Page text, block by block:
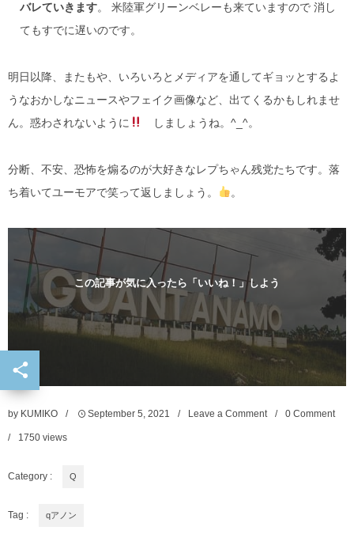
バレていきます。 米陸軍グリーンベレーも来ていますので 消し
てもすでに遅いのです。
明日以降、またもや、いろいろとメディアを通してギョッとするよ
うなおかしなニュースやフェイク画像など、出てくるかもしれませ
ん。惑わされないように
しましょうね。^_^。
分断、不安、恐怖を煽るのが大好きなレプちゃん残党たちです。落
ち着いてユーモアで笑って返しましょう。
。
この記事が気に入ったら「いいね！」しよう
by KUMIKO September 5 ,2021 Leave a Comment 0 Comment
1750 views
Category : Q
Tag : qアノン